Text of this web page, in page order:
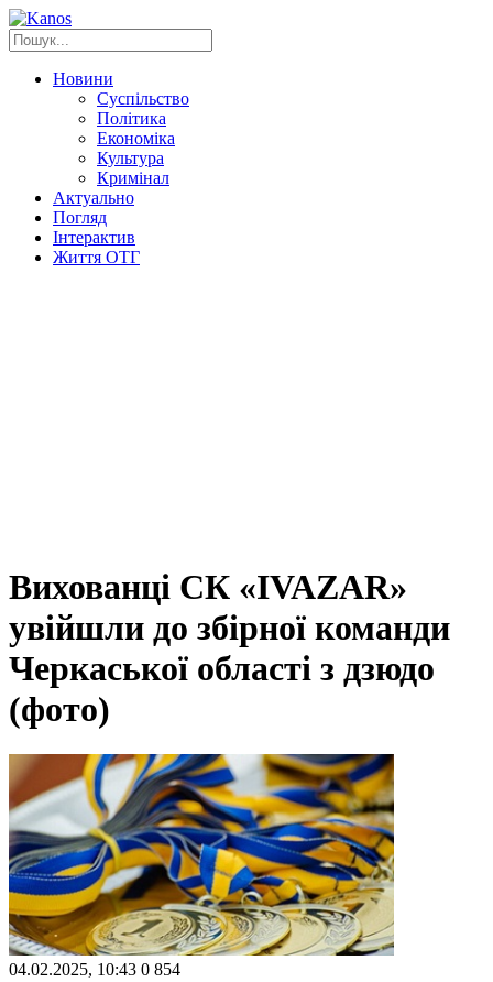
Новини
Суспільство
Політика
Економіка
Культура
Кримінал
Актуально
Погляд
Інтерактив
Життя ОТГ
Вихованці СК «IVAZAR»
увійшли до збірної команди
Черкаської області з дзюдо
(фото)
04.02.2025, 10:43 0 854